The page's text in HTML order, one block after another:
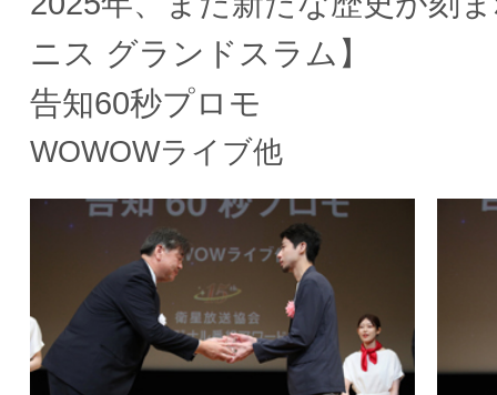
ニス グランドスラム】
告知60秒プロモ
WOWOWライブ他